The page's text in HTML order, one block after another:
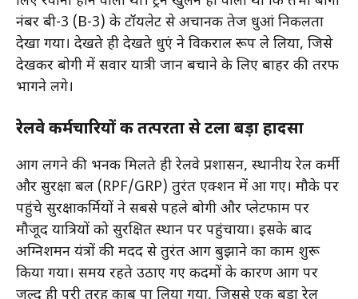
नंबर बी-3 (B-3) के टॉयलेट से अचानक तेज धुआं निकलता
देखा गया। देखते ही देखते धुएं ने विकराल रूप ले लिया, जिसे
देखकर बोगी में सवार यात्री जान बचाने के लिए बाहर की तरफ
भागने लगे।
रेलवे कर्मचारियों की तत्परता से टला बड़ा हादसा
आग लगने की भनक मिलते ही रेलवे प्रशासन, स्थानीय रेल कर्मी
और सुरक्षा बल (RPF/GRP) तुरंत एक्शन में आ गए। मौके पर
पहुंचे सुरक्षाकर्मियों ने सबसे पहले बोगी और प्लेटफार्म पर
मौजूद यात्रियों को सुरक्षित स्थान पर पहुंचाया। इसके बाद
अग्निशमन यंत्रों की मदद से तुरंत आग बुझाने का काम शुरू
किया गया। समय रहते उठाए गए कदमों के कारण आग पर